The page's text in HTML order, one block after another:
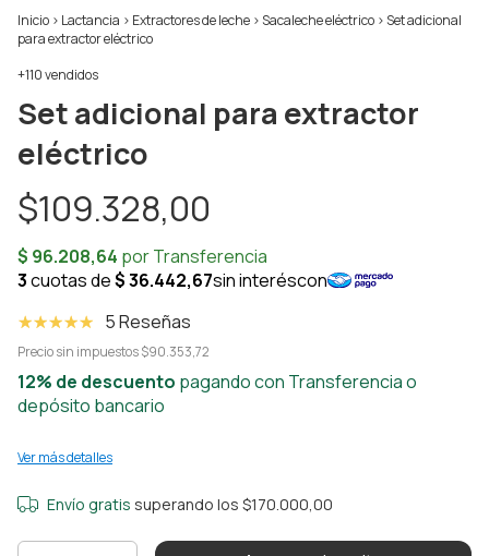
Inicio > Lactancia > Extractores de leche >Sacaleche eléctrico >Set adicional
para extractor eléctrico
+110 vendidos
Set adicional para extractor
eléctrico
$109.328,00
5 Reseñas
Precio sin impuestos$90.353,72
12% de descuento pagando con Transferencia o
depósito bancario
Ver más detalles
Envío gratis superando los $170.000,00